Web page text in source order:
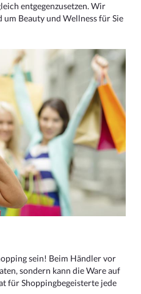
entgegenzusetzen. Wir
um Beauty und Wellness für Sie
sein! Beim Händler vor
sondern kann die Ware auf
für Shoppingbegeisterte jede